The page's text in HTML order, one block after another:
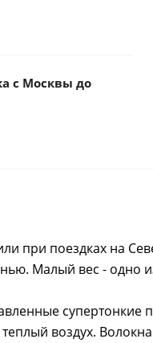
c Москвы до
при поездках на
Малый вес - одно
супертонкие
воздух. Волокна